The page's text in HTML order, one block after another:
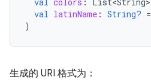
val latinName : String? =
)
生成的 URI 格式为：